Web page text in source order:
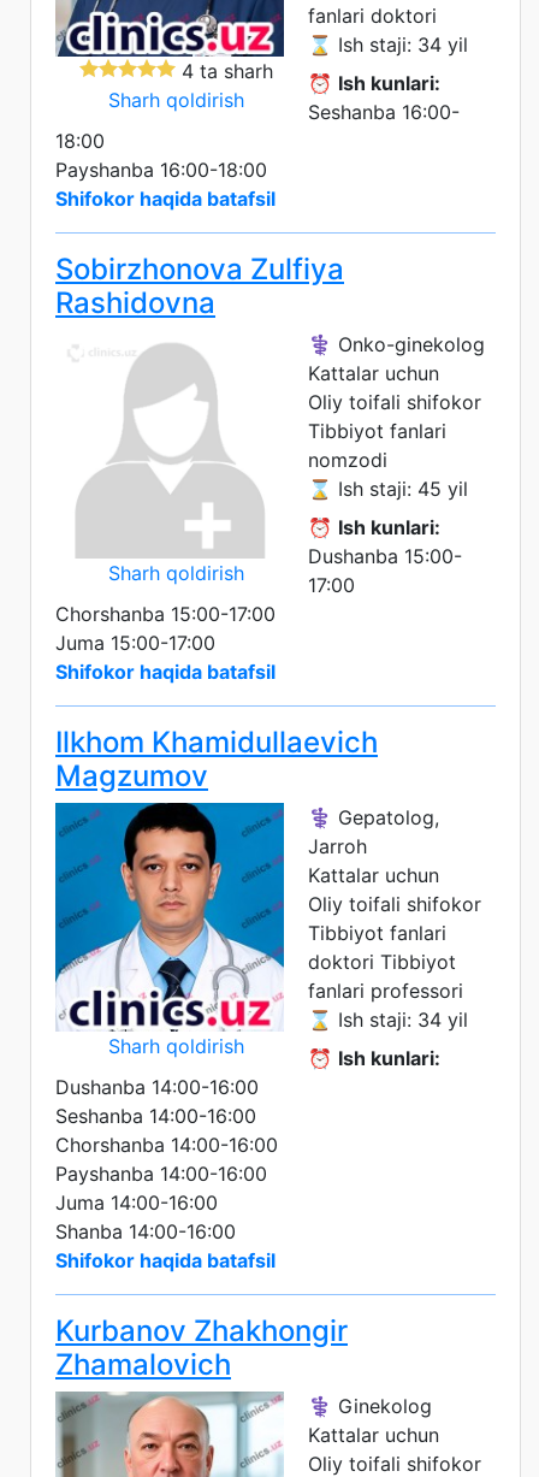
4 ta sharh
Sharh qoldirish
fanlari doktori
⌛ Ish staji: 34 yil
⏰ Ish kunlari:
Seshanba 16:00-
18:00
Payshanba 16:00-18:00
Shifokor haqida batafsil
Sobirzhonova Zulfiya
Rashidovna
Sharh qoldirish
⚕️ Onko-ginekolog
Kattalar uchun
Oliy toifali shifokor
Tibbiyot fanlari
nomzodi
⌛ Ish staji: 45 yil
⏰ Ish kunlari:
Dushanba 15:00-
17:00
Chorshanba 15:00-17:00
Juma 15:00-17:00
Shifokor haqida batafsil
Ilkhom Khamidullaevich
Magzumov
Sharh qoldirish
⚕️ Gepatolog,
Jarroh
Kattalar uchun
Oliy toifali shifokor
Tibbiyot fanlari
doktori Tibbiyot
fanlari professori
⌛ Ish staji: 34 yil
⏰ Ish kunlari:
Dushanba 14:00-16:00
Seshanba 14:00-16:00
Chorshanba 14:00-16:00
Payshanba 14:00-16:00
Juma 14:00-16:00
Shanba 14:00-16:00
Shifokor haqida batafsil
Kurbanov Zhakhongir
Zhamalovich
⚕️ Ginekolog
Kattalar uchun
Oliy toifali shifokor